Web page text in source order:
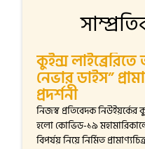
কুইন্স
নেভার ডাইস”
প্রদর্শনী
নিজস্ব প্রতিবেদক নিউইয়র্কের
হলো কোভিড-১৯
বিপর্যয় নিয়ে নির্মিত